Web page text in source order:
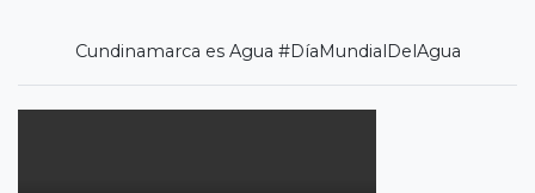
Cundinamarca es Agua #DíaMundialDelAgua